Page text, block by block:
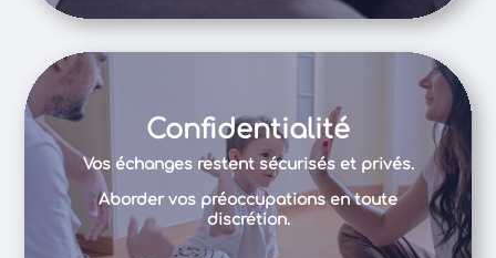
Confidentialité
Vos échanges restent sécurisés et privés.
Aborder vos préoccupations en toute
discrétion.